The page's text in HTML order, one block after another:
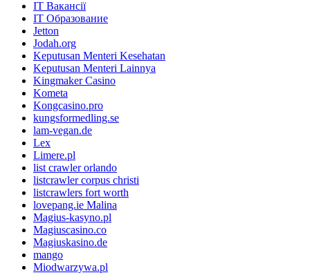
IT Вакансії
IT Образование
Jetton
Jodah.org
Keputusan Menteri Kesehatan
Keputusan Menteri Lainnya
Kingmaker Casino
Kometa
Kongcasino.pro
kungsformedling.se
lam-vegan.de
Lex
Limere.pl
list crawler orlando
listcrawler corpus christi
listcrawlers fort worth
lovepang.ie Malina
Magius-kasyno.pl
Magiuscasino.co
Magiuskasino.de
mango
Miodwarzywa.pl